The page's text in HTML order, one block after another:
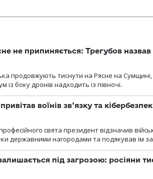
не припиняється: Трегубов
продовжують тиснути на Рясне на
із боку дронів надходить із півночі.
воїнів зв’язку та
свята президент відзначив
державними нагородами та подякував їм за
під загрозою: росіяни